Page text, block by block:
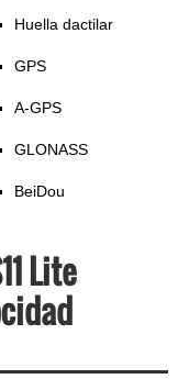
Huella dactilar
GPS
A-GPS
GLONASS
BeiDou
Lite